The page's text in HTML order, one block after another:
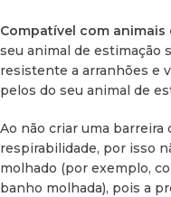
Compatível com animais
seu animal de estimação
resistente a arranhões e
pelos do seu animal de
Ao não criar uma
respirabilidade, por isso
molhado (por exemplo,
banho molhada), pois a